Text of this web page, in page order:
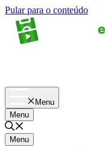
Pular para o conteúdo
Menu
Menu
Menu